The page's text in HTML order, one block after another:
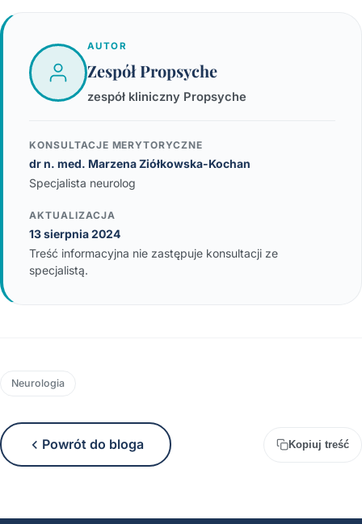
AUTOR
Zespół Propsyche
zespół kliniczny Propsyche
KONSULTACJE MERYTORYCZNE
dr n. med. Marzena Ziółkowska-Kochan
Specjalista neurolog
AKTUALIZACJA
13 sierpnia 2024
Treść informacyjna nie zastępuje konsultacji ze
specjalistą.
Neurologia
Powrót do bloga Kopiuj treść